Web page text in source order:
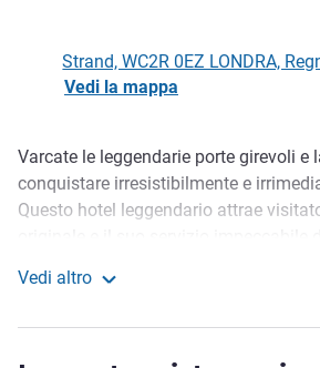
Strand, WC2R 0EZ LONDRA,
Vedi la mappa
Descrizione
Varcate le leggendarie porte girevoli e
conquistare irresistibilmente e
Questo hotel leggendario attrae
camere e suite, molte con
Vedi altro